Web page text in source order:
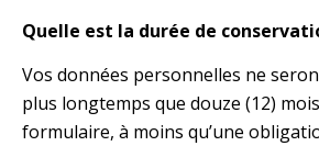
Quelle est la durée de
Vos données personnelles ne
plus longtemps que douze (12)
formulaire, à moins qu’une